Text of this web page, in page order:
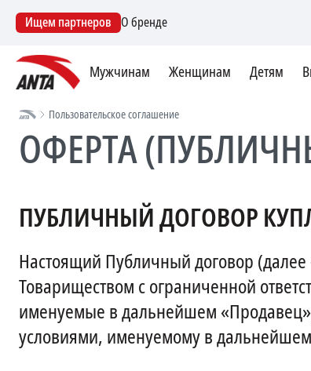
Ищем партнеров О бренде
Мужчинам Женщинам Детям
Пользовательское соглашение
ОФЕРТА
ПУБЛИЧНЫЙ ДОГОВОР
Настоящий Публичный договор
Товариществом с ограниченной
именуемые в дальнейшем
условиями, именуемому в